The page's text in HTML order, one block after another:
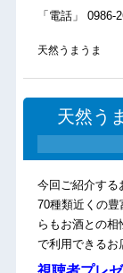
「電話」 0986-
天然うまうま
天然う
今回ご紹介する
70種類近くの
らもお酒との
で利用できるお